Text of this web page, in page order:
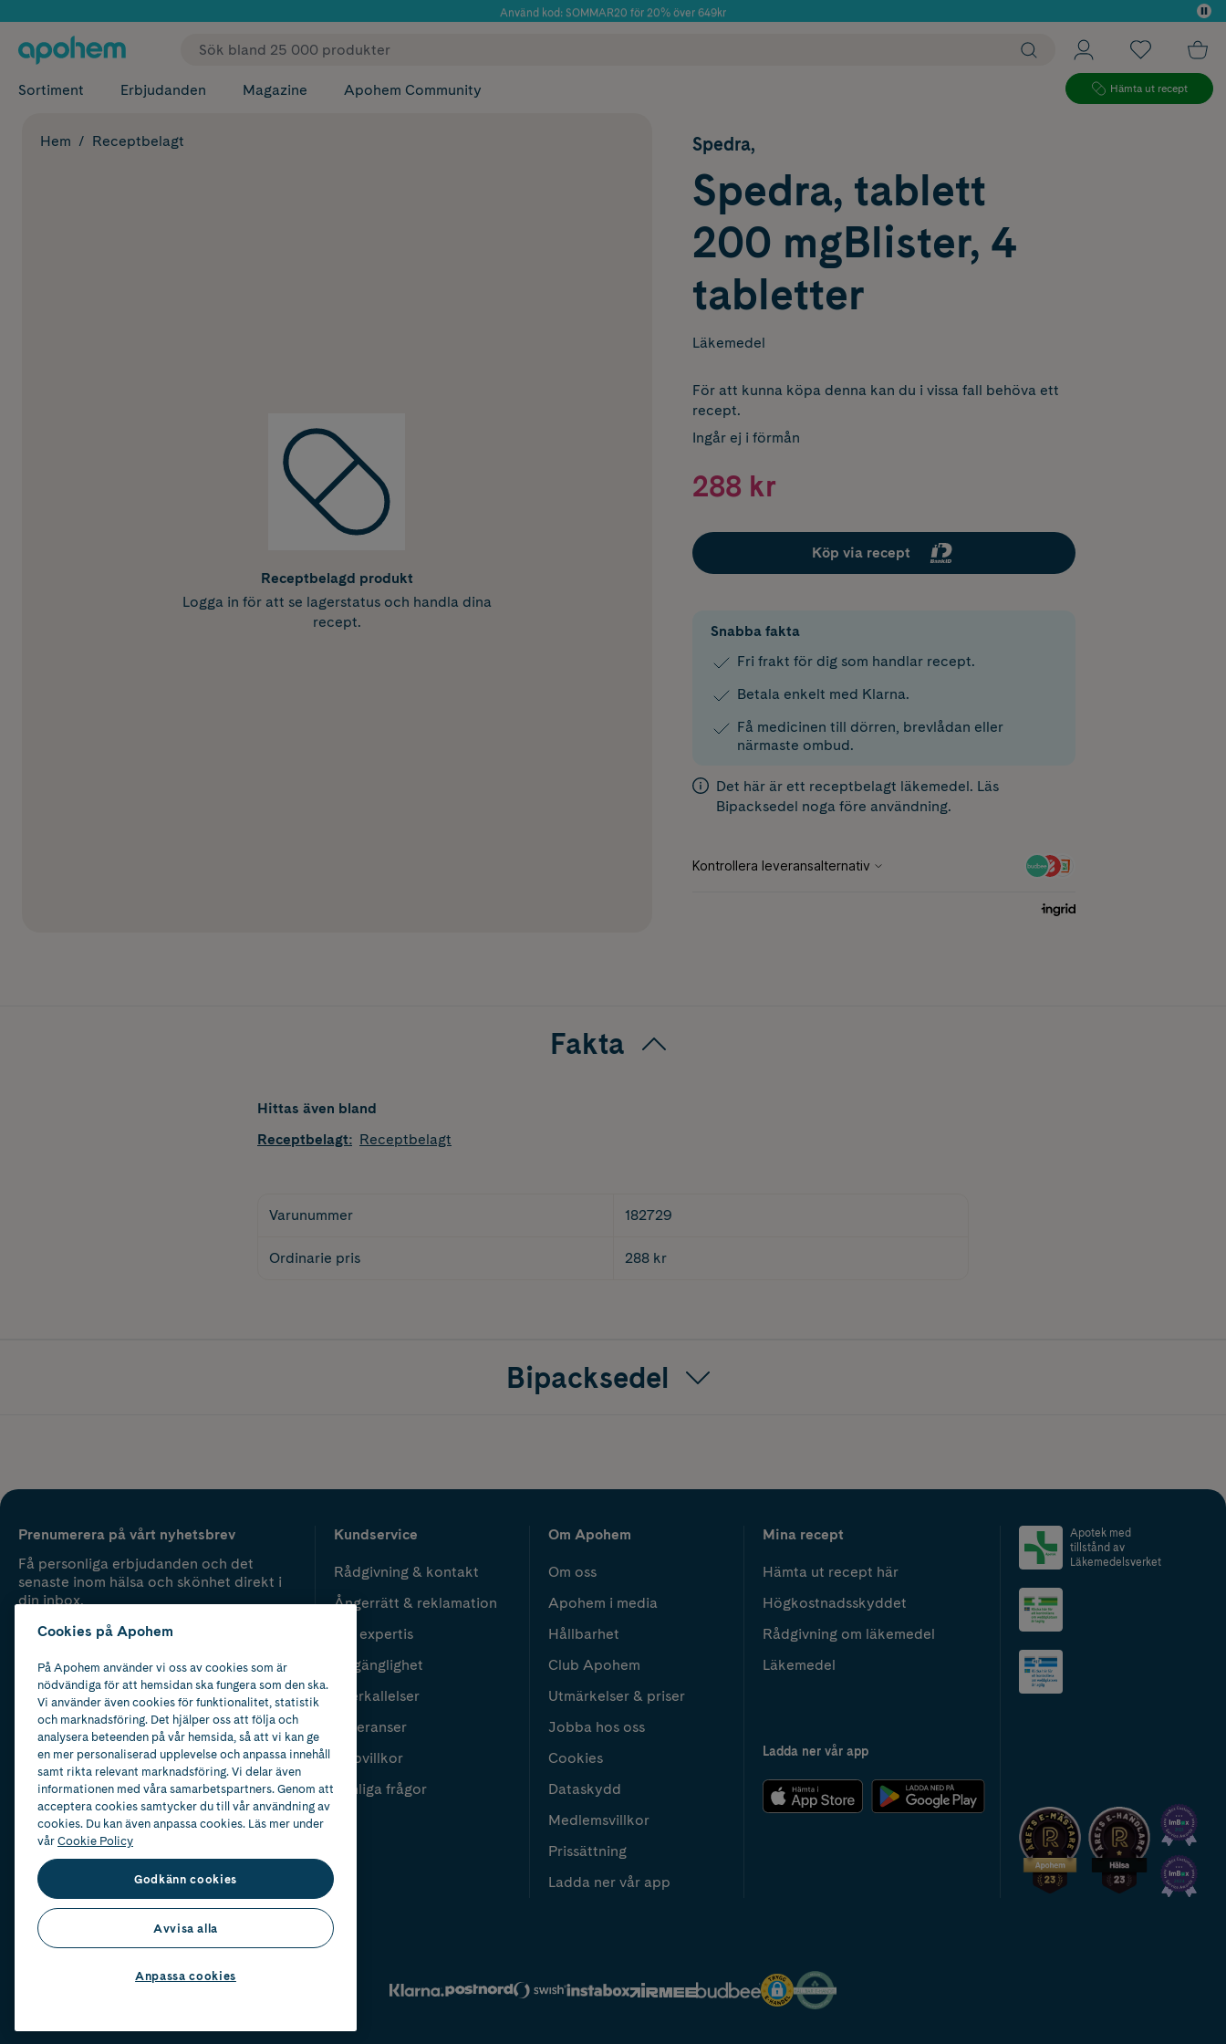
Använd kod: SOMMAR20 för 20% över 649kr
✓ Fri frakt
Sortiment Erbjudanden Magazine Apohem Community Hämta ut recept
Hem Receptbelagt
Receptbelagd produkt
Logga in för att se lagerstatus och handla dina
recept.
Spedra,
Spedra, tablett
200 mgBlister, 4
tabletter
Läkemedel
För att kunna köpa denna kan du i vissa fall behöva ett
recept.
Ingår ej i förmån
288 kr
Köp via recept
Snabba fakta
Fri frakt för dig som handlar recept.
Betala enkelt med Klarna.
Få medicinen till dörren, brevlådan eller
närmaste ombud.
Det här är ett receptbelagt läkemedel. Läs
Bipacksedel noga före användning.
Fakta
Hittas även bland
Receptbelagt: Receptbelagt
Varunummer 182729
Ordinarie pris 288 kr
Bipacksedel
Prenumerera på vårt nyhetsbrev
Få personliga erbjudanden och det
senaste inom hälsa och skönhet direkt i
din inbox.
Kundservice
Rådgivning & kontakt
Ångerrätt & reklamation
Vår expertis
Tillgänglighet
Återkallelser
Leveranser
Köpvillkor
Vanliga frågor
Om Apohem
Om oss
Apohem i media
Hållbarhet
Club Apohem
Utmärkelser & priser
Jobba hos oss
Cookies
Dataskydd
Medlemsvillkor
Prissättning
Ladda ner vår app
Mina recept
Hämta ut recept här
Högkostnadsskyddet
Rådgivning om läkemedel
Läkemedel
Ladda ner vår app
Apotek med
tillstånd av
Läkemedelsverket
2024
Cookies på Apohem
På Apohem använder vi oss av cookies som är
nödvändiga för att hemsidan ska fungera som den ska.
Vi använder även cookies för funktionalitet, statistik
och marknadsföring. Det hjälper oss att följa och
analysera beteenden på vår hemsida, så att vi kan ge
en mer personaliserad upplevelse och anpassa innehåll
samt rikta relevant marknadsföring. Vi delar även
informationen med våra samarbetspartners. Genom att
acceptera cookies samtycker du till vår användning av
cookies. Du kan även anpassa cookies. Läs mer under
vårCookie Policy
Godkänn cookies
Avvisa alla
Anpassa cookies